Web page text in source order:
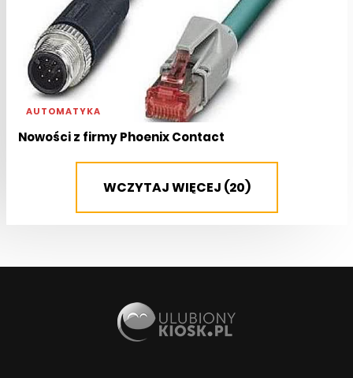
AUTOMATYKA
Nowości z firmy Phoenix Contact
WCZYTAJ WIĘCEJ (20)